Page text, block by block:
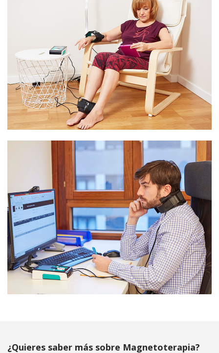
¿Quieres saber más sobre Magnetoterapia?